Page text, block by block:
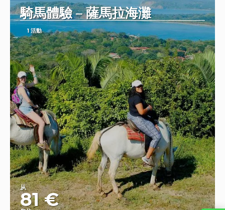
騎馬體驗 – 薩馬拉海灘
1 活動
从
81 €